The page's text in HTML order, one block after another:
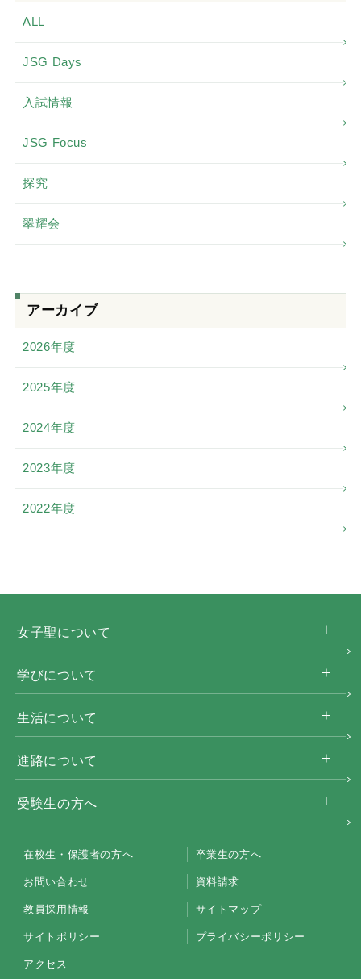
ALL
JSG Days
入試情報
JSG Focus
探究
翠耀会
アーカイブ
2026年度
2025年度
2024年度
2023年度
2022年度
女子聖について
学びについて
生活について
進路について
受験生の方へ
在校生・保護者の方へ 卒業生の方へ
お問い合わせ 資料請求
教員採用情報 サイトマップ
サイトポリシー プライバシーポリシー
アクセス